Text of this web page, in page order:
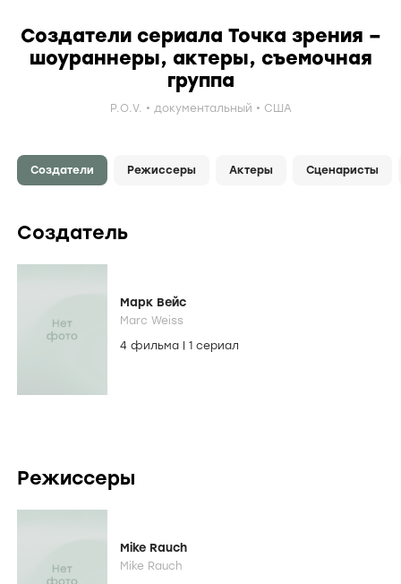
Создатели сериала Точка зрения –
шоураннеры, актеры, съемочная
группа
P.O.V. документальный США
Создатели Режиссеры Актеры Сценаристы
Создатель
Марк Вейс
Marc Weiss
4 фильма
1 сериал
Режиссеры
Mike Rauch
Mike Rauch